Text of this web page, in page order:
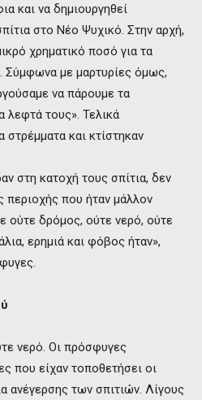
και να δημιουργηθεί
στο Νέο Ψυχικό. Στην αρχή,
χρηματικό ποσό για τα
Σύμφωνα με μαρτυρίες όμως,
να πάρουμε τα
λεφτά τους». Τελικά
και κτίστηκαν
στη κατοχή τους σπίτια, δεν
περιοχής που ήταν μάλλον
ούτε δρόμος, ούτε νερό, ούτε
ερημιά και φόβος ήταν»,
νερό. Οι πρόσφυγες
που είχαν τοποθετήσει οι
ανέγερσης των σπιτιών. Λίγους